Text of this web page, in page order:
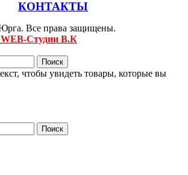
КОНТАКТЫ
Все права защищены.
WEB-Студии В.К
Поиск
чтобы увидеть товары, которые вы
Поиск